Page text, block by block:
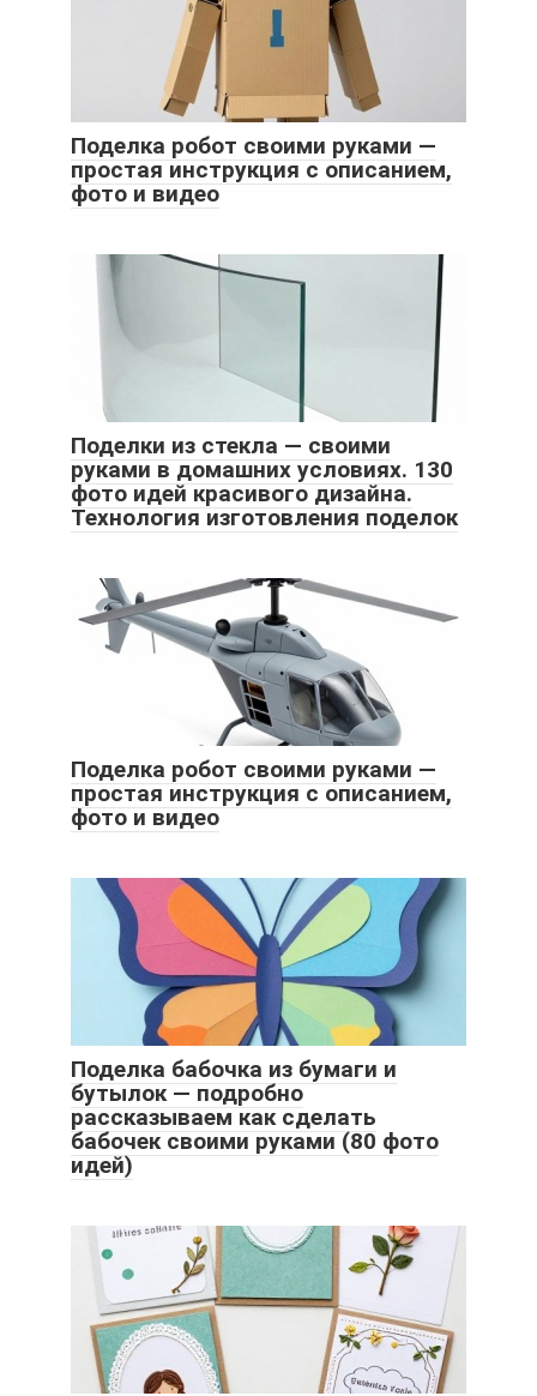
Поделка робот своими руками —
простая инструкция с описанием,
фото и видео
Поделки из стекла — своими
руками в домашних условиях. 130
фото идей красивого дизайна.
Технология изготовления поделок
Поделка робот своими руками —
простая инструкция с описанием,
фото и видео
Поделка бабочка из бумаги и
бутылок — подробно
рассказываем как сделать
бабочек своими руками (80 фото
идей)